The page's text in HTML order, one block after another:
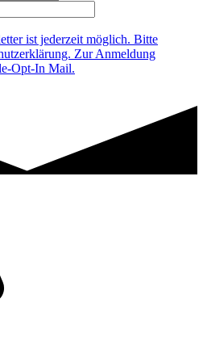
ist jederzeit möglich. Bitte
Zur Anmeldung
Opt-In Mail.